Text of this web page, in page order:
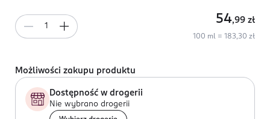
54,99 zł
100 ml = 183,30 zł
Możliwości zakupu produktu
Dostępność w drogerii
Nie wybrano drogerii